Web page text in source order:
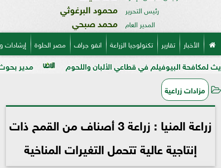
رئيس التحرير محمود البرغوثي
المدير العام محمد صبحي
الأخبار تقارير تكنولوجيا الزراعة انفو جراف مصر الحلوة
مدير بحوث أمراض في قطاعي الألبان واللحوم
مزادات زراعية
زراعة المنيا : زراعة 3 أصناف من القمح ذات
إنتاجية عالية تتحمل التغيرات المناخية